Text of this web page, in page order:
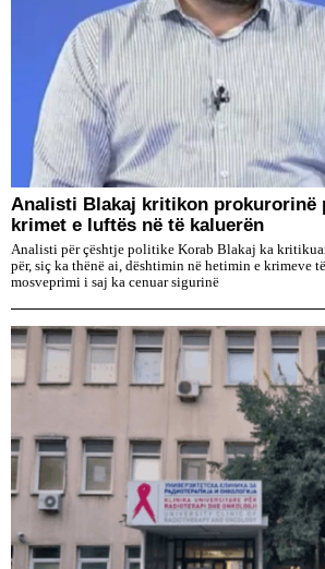
​Analisti Blakaj kritikon prokurorinë
krimet e luftës në të kaluerën
Analisti për çështje politike Korab Blakaj ka
për, siç ka thënë ai, dështimin në hetimin e krimeve
mosveprimi i saj ka cenuar sigurinë